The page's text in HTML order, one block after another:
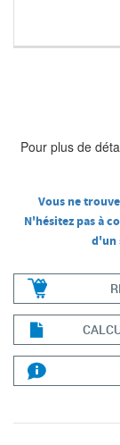
Pour plus de
Vous ne
N'hésitez pas à
d'un